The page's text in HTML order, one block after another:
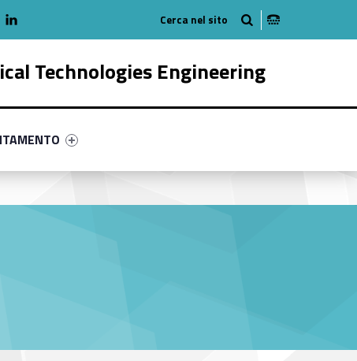
Technologies Engineering
14448-58
#link-menu-primary-75250-68
Radio